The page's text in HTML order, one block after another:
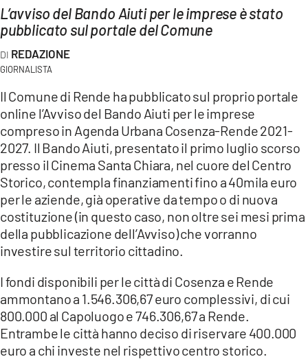
LaC
Network
LACPLAY.IT
LACTV.IT
LACONAIR.IT
LACITYMAG.IT
ILREGGINO.IT
COSENZACHANNEL.IT
ILVIBONESE.IT
CATANZAROCHANNEL.IT
LACAPITALENEWS.IT
App
ANDROID
APPLE
L’avviso del Bando Aiuti per le imprese è stato
pubblicato sul portale del Comune
REDAZIONE
GIORNALISTA
Il Comune di Rende ha pubblicato sul proprio portale
online l’Avviso del Bando Aiuti per le imprese
compreso in Agenda Urbana Cosenza-Rende 2021-
2027. Il Bando Aiuti, presentato il primo luglio scorso
presso il Cinema Santa Chiara, nel cuore del Centro
Storico, contempla finanziamenti fino a 40mila euro
per le aziende, già operative da tempo o di nuova
costituzione (in questo caso, non oltre sei mesi prima
della pubblicazione dell’Avviso) che vorranno
investire sul territorio cittadino.
I fondi disponibili per le città di Cosenza e Rende
ammontano a 1.546.306,67 euro complessivi, di cui
800.000 al Capoluogo e 746.306,67 a Rende.
Entrambe le città hanno deciso di riservare 400.000
euro a chi investe nel rispettivo centro storico.